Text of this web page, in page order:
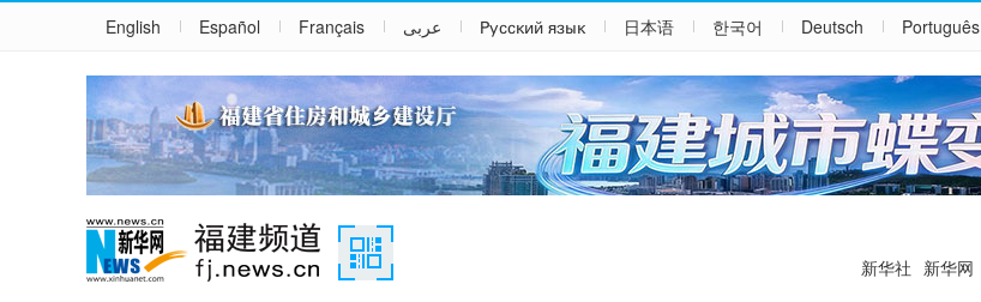
English Español Français عربى Русский язык 日本语 한국어 Deutsch Português
新华社 新华网